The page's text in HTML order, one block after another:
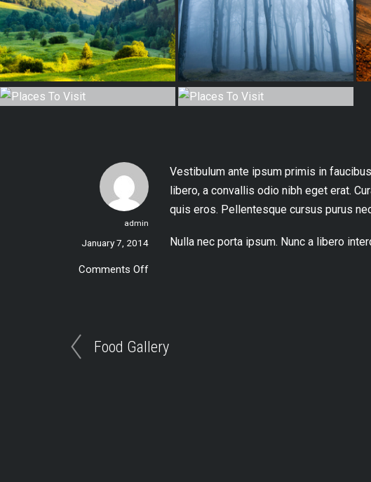
admin
January 7, 2014
Comments Off
Vestibulum ante ipsum primis in
libero, a convallis odio nibh eget erat.
quis eros. Pellentesque cursus purus
Nulla nec porta ipsum. Nunc a libero
Food Gallery